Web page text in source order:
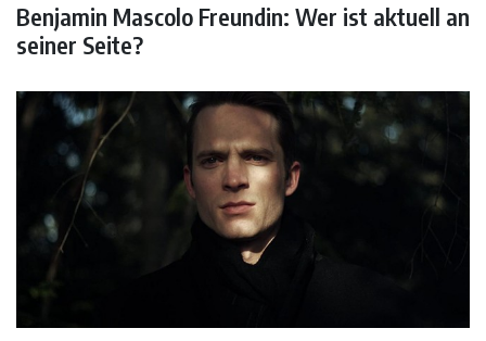
Benjamin Mascolo Freundin: Wer ist aktuell an
seiner Seite?